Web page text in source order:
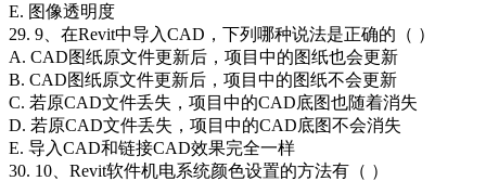
E. 图像透明度
29. 9、在Revit中导入CAD，下列哪种说法是正确的（ ）
A. CAD图纸原文件更新后，项目中的图纸也会更新
B. CAD图纸原文件更新后，项目中的图纸不会更新
C. 若原CAD文件丢失，项目中的CAD底图也随着消失
D. 若原CAD文件丢失，项目中的CAD底图不会消失
E. 导入CAD和链接CAD效果完全一样
30. 10、Revit软件机电系统颜色设置的方法有（ ）